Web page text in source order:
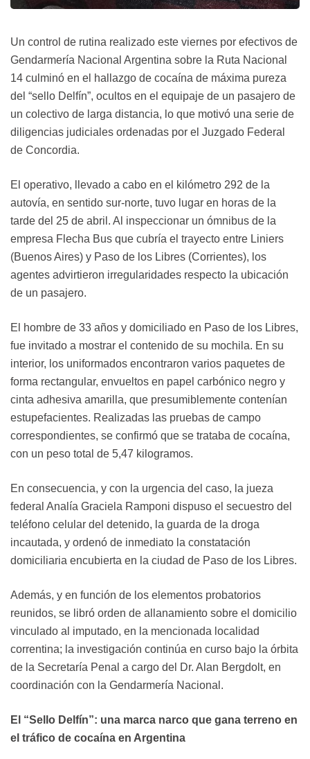
Un control de rutina realizado este viernes por efectivos de
Gendarmería Nacional Argentina sobre la Ruta Nacional
14 culminó en el hallazgo de cocaína de máxima pureza
del “sello Delfín”, ocultos en el equipaje de un pasajero de
un colectivo de larga distancia, lo que motivó una serie de
diligencias judiciales ordenadas por el Juzgado Federal
de Concordia.
El operativo, llevado a cabo en el kilómetro 292 de la
autovía, en sentido sur-norte, tuvo lugar en horas de la
tarde del 25 de abril. Al inspeccionar un ómnibus de la
empresa Flecha Bus que cubría el trayecto entre Liniers
(Buenos Aires) y Paso de los Libres (Corrientes), los
agentes advirtieron irregularidades respecto la ubicación
de un pasajero.
El hombre de 33 años y domiciliado en Paso de los Libres,
fue invitado a mostrar el contenido de su mochila. En su
interior, los uniformados encontraron varios paquetes de
forma rectangular, envueltos en papel carbónico negro y
cinta adhesiva amarilla, que presumiblemente contenían
estupefacientes. Realizadas las pruebas de campo
correspondientes, se confirmó que se trataba de cocaína,
con un peso total de 5,47 kilogramos.
En consecuencia, y con la urgencia del caso, la jueza
federal Analía Graciela Ramponi dispuso el secuestro del
teléfono celular del detenido, la guarda de la droga
incautada, y ordenó de inmediato la constatación
domiciliaria encubierta en la ciudad de Paso de los Libres.
Además, y en función de los elementos probatorios
reunidos, se libró orden de allanamiento sobre el domicilio
vinculado al imputado, en la mencionada localidad
correntina; la investigación continúa en curso bajo la órbita
de la Secretaría Penal a cargo del Dr. Alan Bergdolt, en
coordinación con la Gendarmería Nacional.
El “Sello Delfín”: una marca narco que gana terreno en
el tráfico de cocaína en Argentina